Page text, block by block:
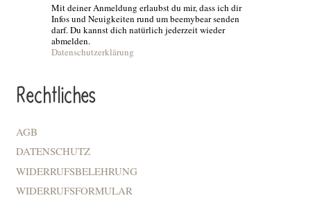
Mit deiner Anmeldung erlaubst du mir, dass ich dir
Infos und Neuigkeiten rund um beemybear senden
darf. Du kannst dich natürlich jederzeit wieder
abmelden.
Datenschutzerklärung
Rechtliches
AGB
DATENSCHUTZ
WIDERRUFSBELEHRUNG
WIDERRUFSFORMULAR